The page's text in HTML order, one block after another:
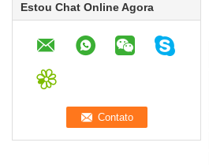
Estou Chat Online Agora